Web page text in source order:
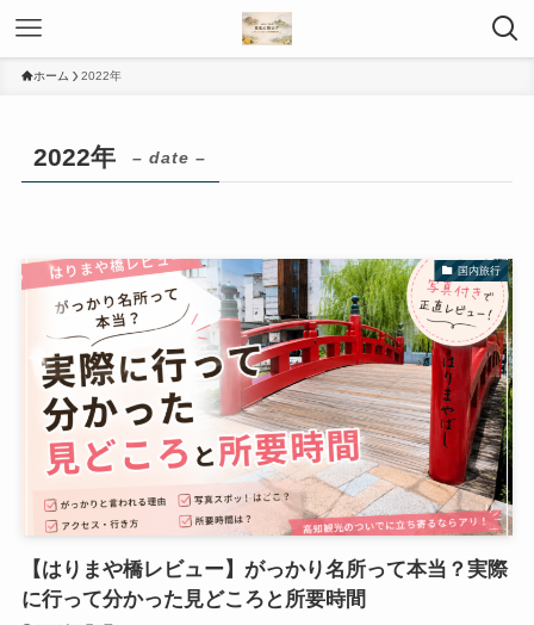
ホーム 2022年
2022年 – date –
国内旅行
【はりまや橋レビュー】がっかり名所って本当？実際
に行って分かった見どころと所要時間